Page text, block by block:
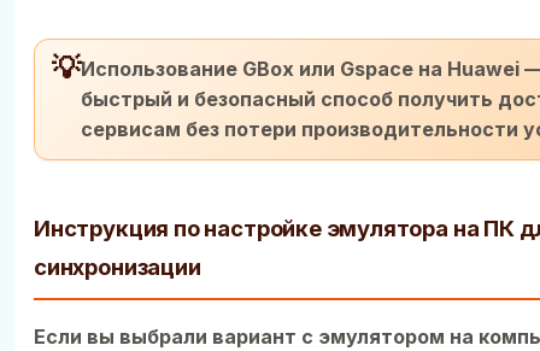
💡Использование GBox или Gspace на Huawei
быстрый и безопасный способ получить
сервисам без потери производительности
Инструкция по настройке эмулятора на ПК
синхронизации
Если вы выбрали вариант с эмулятором на